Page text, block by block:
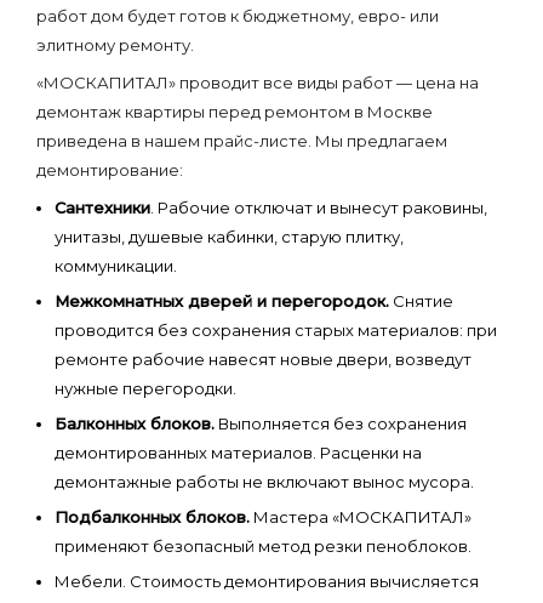
работ дом будет готов к бюджетному, евро- или
элитному ремонту.
«МОСКАПИТАЛ» проводит все виды работ — цена на
демонтаж квартиры перед ремонтом в Москве
приведена в нашем прайс-листе. Мы предлагаем
демонтирование:
Сантехники . Рабочие отключат и вынесут раковины,
унитазы, душевые кабинки, старую плитку,
коммуникации.
Межкомнатных дверей и перегородок. Снятие
проводится без сохранения старых материалов: при
ремонте рабочие навесят новые двери, возведут
нужные перегородки.
Балконных блоков. Выполняется без сохранения
демонтированных материалов. Расценки на
демонтажные работы не включают вынос мусора.
Подбалконных блоков. Мастера «МОСКАПИТАЛ»
применяют безопасный метод резки пеноблоков.
Мебели. Стоимость демонтирования вычисляется